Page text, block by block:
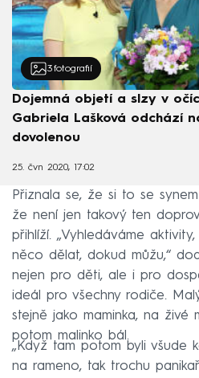
3 fotografií
Dojemná objetí a slzy v
Gabriela Lašková odchází
dovolenou
25. čvn 2020, 17:02
Přiznala se, že si to se
že není jen takový ten
přihlíží. „Vyhledáváme
něco dělat, dokud můžu,“
nejen pro děti, ale i pro
ideál pro všechny rodiče.
stejně jako maminka, na živé
potom malinko bál.
„Když tam potom byli všude
na rameno, tak trochu